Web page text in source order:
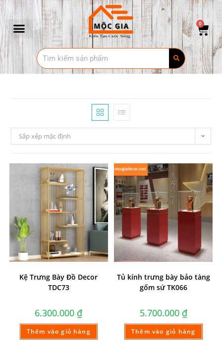
0
Sắp xếp mặc định
Kệ Trưng Bày Đồ Decor
TDC73
6.300.000 ₫
Thêm vào giỏ hàng
Tủ kính trưng bày bảo tàng
gốm sứ TK066
5.700.000 ₫
Thêm vào giỏ hàng